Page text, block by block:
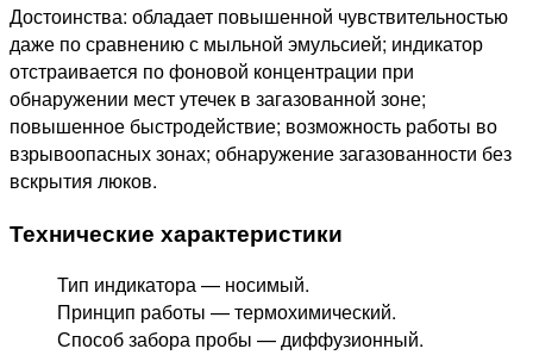
Достоинства: обладает повышенной чувствительностью
даже по сравнению с мыльной эмульсией; индикатор
отстраивается по фоновой концентрации при
обнаружении мест утечек в загазованной зоне;
повышенное быстродействие; возможность работы во
взрывоопасных зонах; обнаружение загазованности без
вскрытия люков.
Технические характеристики
Тип индикатора — носимый.
Принцип работы — термохимический.
Способ забора пробы — диффузионный.